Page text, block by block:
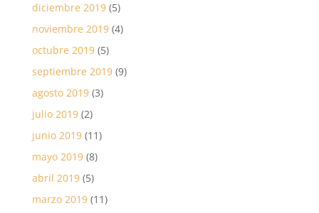
diciembre 2019(5)
noviembre 2019(4)
octubre 2019(5)
septiembre 2019(9)
agosto 2019(3)
julio 2019(2)
junio 2019(11)
mayo 2019(8)
abril 2019(5)
marzo 2019(11)